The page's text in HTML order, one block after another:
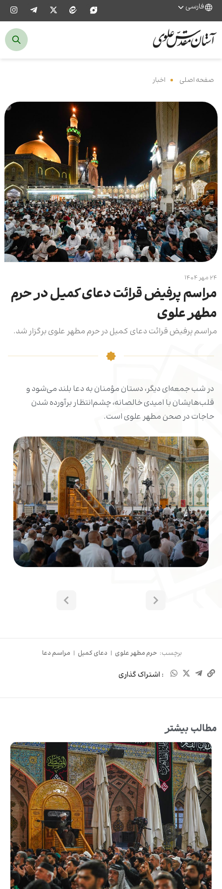
فارسی
صفحه اصلی اخبار
۲۴ مهر ۱۴۰۴
مراسم پرفیض قرائت دعای کمیل در حرم
مطهر علوی
مراسم پرفیض قرائت دعای کمیل در حرم مطهر علوی برگزار شد.
در شب جمعه‌ای دیگر، دستان مؤمنان به دعا بلند می‌شود و
قلب‌هایشان با امیدی خالصانه، چشم‌انتظار برآورده شدن
حاجات در صحن مطهر علوی است.
برچسب: حرم مطهر علوی | دعای کمیل | مراسم دعا
: اشتراک گذاری
مطالب بیشتر